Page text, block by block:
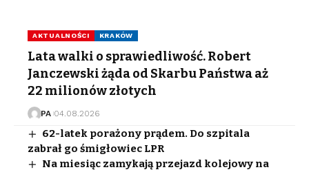
AKTUALNOŚCI KRAKÓW
Lata walki o sprawiedliwość. Robert
Janczewski żąda od Skarbu Państwa aż
22 milionów złotych
PA 04.08.2026
62-latek porażony prądem. Do szpitala
zabrał go śmigłowiec LPR
Na miesiąc zamykają przejazd kolejowy na